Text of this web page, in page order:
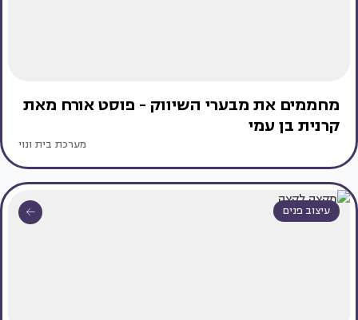
מחממים את מבערי השיווק - פוסט אורח מאת
קרנית בן עמי
מערכת בית ונוי
עיצוב פנים